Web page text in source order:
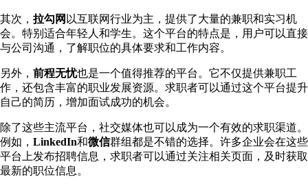
其次， 拉勾网 以互联网行业为主，提供了大量的兼职和实习机
会。特别适合年轻人和学生。这个平台的特点是，用户可以直接
与公司沟通，了解职位的具体要求和工作内容。
另外， 前程无忧也是一个值得推荐的平台。它不仅提供兼职工
作，还包含丰富的职业发展资源。求职者可以通过这个平台提升
自己的简历，增加面试成功的机会。
除了这些主流平台，社交媒体也可以成为一个有效的求职渠道。
例如， LinkedIn和微信群组都是不错的选择。许多企业会在这些
平台上发布招聘信息，求职者可以通过关注相关页面，及时获取
最新的职位信息。